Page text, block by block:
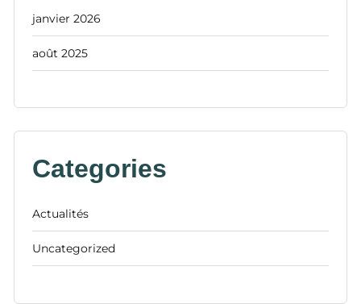
janvier 2026
août 2025
Categories
Actualités
Uncategorized